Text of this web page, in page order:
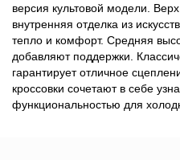
версия культовой модели.
внутренняя отделка из
тепло и комфорт. Средняя
добавляют поддержки.
гарантирует отличное
кроссовки сочетают в себе
функциональностью для